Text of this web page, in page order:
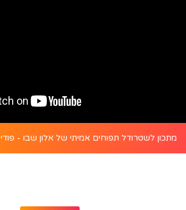
מתכון לשטרודל תפוחים אמיתי של אלון שבו - פודי